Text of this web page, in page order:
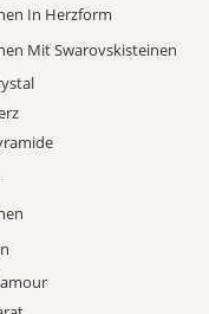
In Herzform
Mit Swarovskisteinen